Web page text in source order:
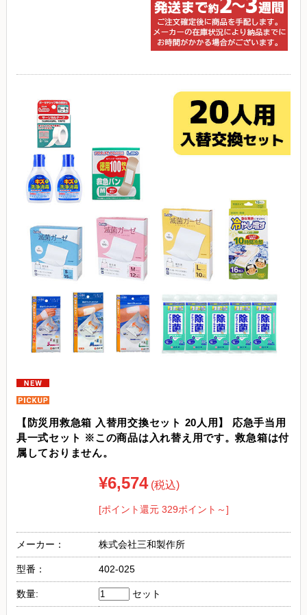
【防災用救急箱 入替用交換セット 20人用】 応急手当用
具一式セット ※この商品は入れ替え用です。救急箱は付
属しておりません。
¥6,574 (税込)
[ポイント還元 329ポイント～]
メーカー： 株式会社三和製作所
型番： 402-025
数量: セット